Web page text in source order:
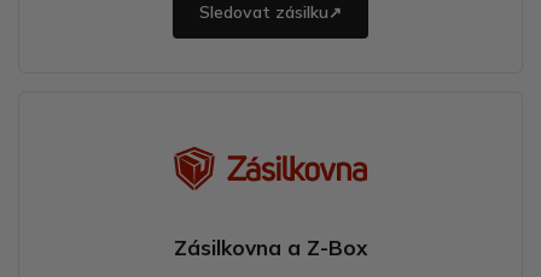
Sledovat zásilku↗
Zásilkovna a Z-Box